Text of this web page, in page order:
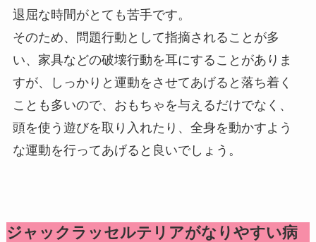
退屈な時間がとても苦手です。
そのため、問題行動として指摘されることが多
い、家具などの破壊行動を耳にすることがありま
すが、しっかりと運動をさせてあげると落ち着く
ことも多いので、おもちゃを与えるだけでなく、
頭を使う遊びを取り入れたり、全身を動かすよう
な運動を行ってあげると良いでしょう。
ジャックラッセルテリアがなりやすい病